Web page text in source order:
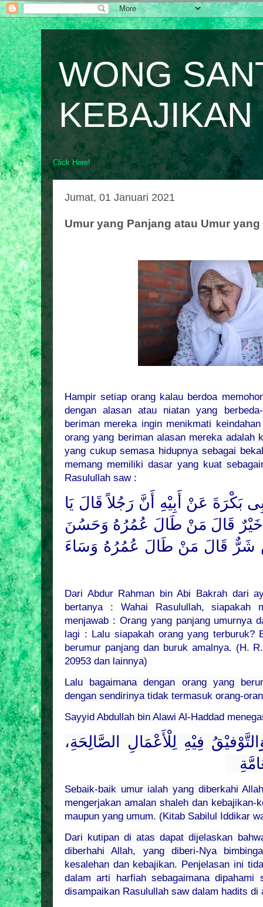
WONG
KEBAJIKAN
Click Here!
Jumat, 01 Januari 2021
Umur yang Panjang atau Umur
Hampir setiap orang kalau berdoa
dengan alasan atau niatan yang
beriman mereka ingin menikmati
orang yang beriman alasan mereka adalah
yang cukup semasa hidupnya sebagai
memang memiliki dasar yang kuat
Rasulullah saw :
بَكْرَةَ عَنْ أَبِيْهِ أَنَّ رَجُلاً قَالَ يَا
خَيْرٌ قَالَ مَنْ طَالَ عُمُرُهُ وَحَسُنَ
شَرٌّ قَالَ مَنْ طَالَ عُمُرُهُ وَسَاءَ
Dari Abdur Rahman bin Abi Bakrah dari
bertanya : Wahai Rasulullah, siapakah
menjawab : Orang yang panjang umurnya
lagi : Lalu siapakah orang yang terburuk?
berumur panjang dan buruk amalnya. (H.
20953 dan lainnya)
Lalu bagaimana dengan orang yang
dengan sendirinya tidak termasuk orang-
Sayyid Abdullah bin Alawi Al-Haddad
فِيْهِ لِلْأَعْمَالِ الصَّالِحَةِ،
Sebaik-baik umur ialah yang diberkahi
mengerjakan amalan shaleh dan
maupun yang umum. (Kitab Sabilul Iddikar
Dari kutipan di atas dapat dijelaskan
diberhahi Allah, yang diberi-Nya
kesalehan dan kebajikan. Penjelasan ini
dalam arti harfiah sebagaimana dipahami
disampaikan Rasulullah saw dalam hadits di